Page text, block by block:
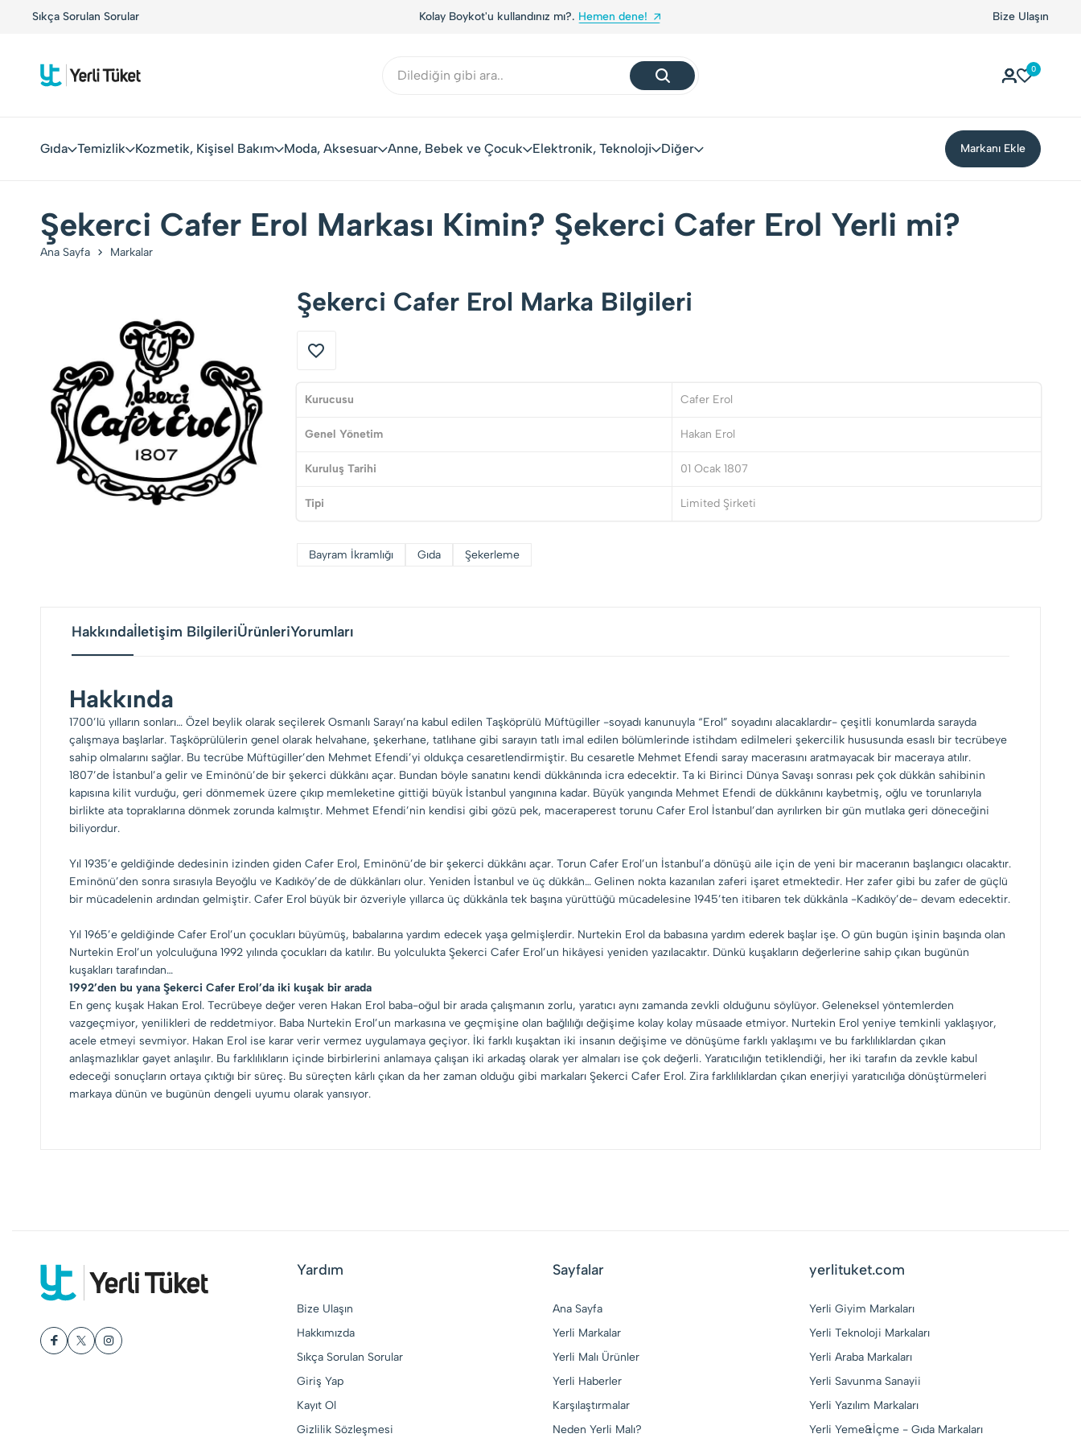
Sıkça Sorulan SorularYerli Tüketiciler, Yerli Markalarla Buluşuyor! Kolay Boykot'u kullandınız mı?. Hemen dene! Bize Ulaşın
0
Gıda Temizlik Kozmetik, Kişisel Bakım Moda, Aksesuar Anne, Bebek ve Çocuk Elektronik, Teknoloji Diğer Markanı Ekle
Şekerci Cafer Erol Markası Kimin? Şekerci Cafer Erol Yerli mi?
Ana Sayfa Markalar
Şekerci Cafer Erol Marka Bilgileri
Kurucusu Cafer Erol
Genel Yönetim Hakan Erol
Kuruluş Tarihi 01 Ocak 1807
Tipi Limited Şirketi
Bayram İkramlığı Gıda Şekerleme
Hakkındaİletişim BilgileriÜrünleriYorumları
Hakkında
1700’lü yılların sonları… Özel beylik olarak seçilerek Osmanlı Sarayı’na kabul edilen Taşköprülü Müftügiller -soyadı kanunuyla “Erol” soyadını alacaklardır- çeşitli konumlarda sarayda
çalışmaya başlarlar. Taşköprülülerin genel olarak helvahane, şekerhane, tatlıhane gibi sarayın tatlı imal edilen bölümlerinde istihdam edilmeleri şekercilik hususunda esaslı bir tecrübeye
sahip olmalarını sağlar. Bu tecrübe Müftügiller’den Mehmet Efendi’yi oldukça cesaretlendirmiştir. Bu cesaretle Mehmet Efendi saray macerasını aratmayacak bir maceraya atılır.
1807’de İstanbul’a gelir ve Eminönü’de bir şekerci dükkânı açar. Bundan böyle sanatını kendi dükkânında icra edecektir. Ta ki Birinci Dünya Savaşı sonrası pek çok dükkân sahibinin
kapısına kilit vurduğu, geri dönmemek üzere çıkıp memleketine gittiği büyük İstanbul yangınına kadar. Büyük yangında Mehmet Efendi de dükkânını kaybetmiş, oğlu ve torunlarıyla
birlikte ata topraklarına dönmek zorunda kalmıştır. Mehmet Efendi’nin kendisi gibi gözü pek, maceraperest torunu Cafer Erol İstanbul’dan ayrılırken bir gün mutlaka geri döneceğini
biliyordur.
Yıl 1935’e geldiğinde dedesinin izinden giden Cafer Erol, Eminönü’de bir şekerci dükkânı açar. Torun Cafer Erol’un İstanbul’a dönüşü aile için de yeni bir maceranın başlangıcı olacaktır.
Eminönü’den sonra sırasıyla Beyoğlu ve Kadıköy’de de dükkânları olur. Yeniden İstanbul ve üç dükkân… Gelinen nokta kazanılan zaferi işaret etmektedir. Her zafer gibi bu zafer de güçlü
bir mücadelenin ardından gelmiştir. Cafer Erol büyük bir özveriyle yıllarca üç dükkânla tek başına yürüttüğü mücadelesine 1945’ten itibaren tek dükkânla -Kadıköy’de- devam edecektir.
Yıl 1965’e geldiğinde Cafer Erol’un çocukları büyümüş, babalarına yardım edecek yaşa gelmişlerdir. Nurtekin Erol da babasına yardım ederek başlar işe. O gün bugün işinin başında olan
Nurtekin Erol’un yolculuğuna 1992 yılında çocukları da katılır. Bu yolculukta Şekerci Cafer Erol’un hikâyesi yeniden yazılacaktır. Dünkü kuşakların değerlerine sahip çıkan bugünün
kuşakları tarafından…
1992’den bu yana Şekerci Cafer Erol’da iki kuşak bir arada
En genç kuşak Hakan Erol. Tecrübeye değer veren Hakan Erol baba-oğul bir arada çalışmanın zorlu, yaratıcı aynı zamanda zevkli olduğunu söylüyor. Geleneksel yöntemlerden
vazgeçmiyor, yenilikleri de reddetmiyor. Baba Nurtekin Erol’un markasına ve geçmişine olan bağlılığı değişime kolay kolay müsaade etmiyor. Nurtekin Erol yeniye temkinli yaklaşıyor,
acele etmeyi sevmiyor. Hakan Erol ise karar verir vermez uygulamaya geçiyor. İki farklı kuşaktan iki insanın değişime ve dönüşüme farklı yaklaşımı ve bu farklılıklardan çıkan
anlaşmazlıklar gayet anlaşılır. Bu farklılıkların içinde birbirlerini anlamaya çalışan iki arkadaş olarak yer almaları ise çok değerli. Yaratıcılığın tetiklendiği, her iki tarafın da zevkle kabul
edeceği sonuçların ortaya çıktığı bir süreç. Bu süreçten kârlı çıkan da her zaman olduğu gibi markaları Şekerci Cafer Erol. Zira farklılıklardan çıkan enerjiyi yaratıcılığa dönüştürmeleri
markaya dünün ve bugünün dengeli uyumu olarak yansıyor.
Yardım
Bize Ulaşın
Hakkımızda
Sıkça Sorulan Sorular
Giriş Yap
Kayıt Ol
Gizlilik Sözleşmesi
Sayfalar
Ana Sayfa
Yerli Markalar
Yerli Malı Ürünler
Yerli Haberler
Karşılaştırmalar
Neden Yerli Malı?
yerlituket.com
Yerli Giyim Markaları
Yerli Teknoloji Markaları
Yerli Araba Markaları
Yerli Savunma Sanayii
Yerli Yazılım Markaları
Yerli Yeme&İçme - Gıda Markaları